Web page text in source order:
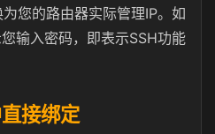
为您的路由器实际管理IP。如
输入密码，即表示SSH功能
接绑定